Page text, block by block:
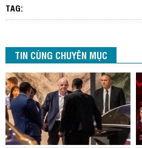
TAG:
TIN CÙNG CHUYÊN MỤC